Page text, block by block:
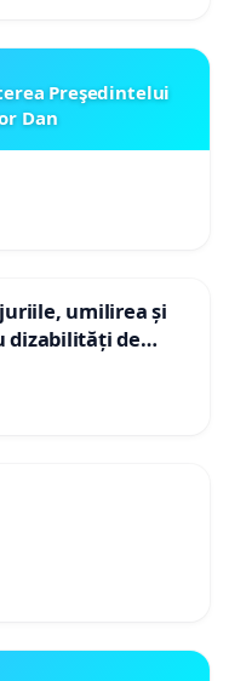
Preşedintelui
Dan
umilirea și
dizabilități de